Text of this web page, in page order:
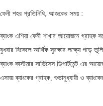
ফেনী শহর প্রতিনিধি, আজকের সময় :
ব্যাংক এশিয়া ফেনী শাখার আয়োজনে গ্রাহক
বুধবার বিকেলে আর্থিক সুরক্ষার লক্ষ্যে গড়ে
ব্যাংক কাস্টমার সার্ভিসেস ডিপার্টমেন্ট এর
এসময় ব্যাংকের গ্রাহক, শুভানুধ্যায়ী ও